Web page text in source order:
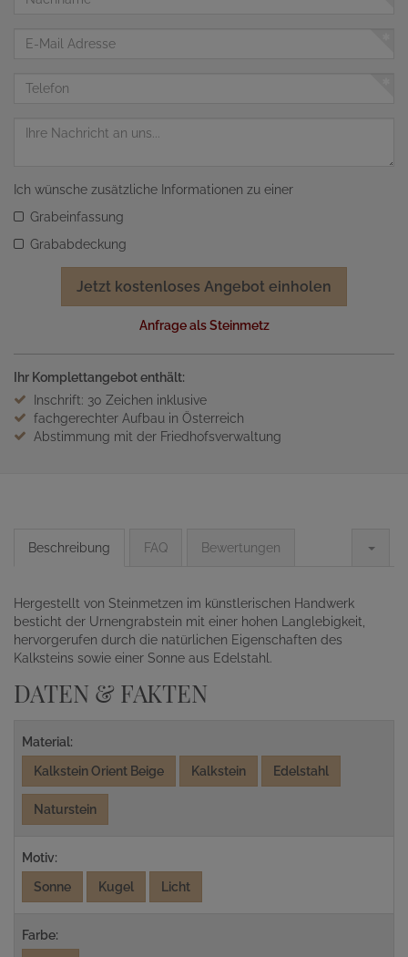
Telefon
Nachricht
Ich wünsche zusätzliche Informationen zu einer
Grabeinfassung
Grababdeckung
Jetzt kostenloses Angebot einholen
Anfrage als Steinmetz
Ihr Komplettangebot enthält:
Inschrift: 30 Zeichen inklusive
fachgerechter Aufbau in Österreich
Abstimmung mit der Friedhofsverwaltung
Beschreibung FAQ Bewertungen
Hergestellt von Steinmetzen im künstlerischen Handwerk
besticht der Urnengrabstein mit einer hohen Langlebigkeit,
hervorgerufen durch die natürlichen Eigenschaften des
Kalksteins sowie einer Sonne aus Edelstahl.
DATEN & FAKTEN
Material:
Kalkstein Orient Beige
Kalkstein Edelstahl
Naturstein
Motiv:
Sonne
Kugel Licht
Farbe: